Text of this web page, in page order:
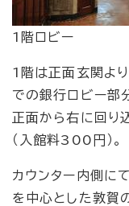
1階ロビー
1階は正面玄関よ
での銀行ロビー部
正面から右に回り
（入館料300円）。
カウンター内側に
を中心とした敦賀